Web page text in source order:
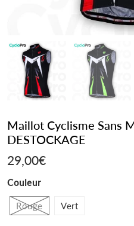
Maillot Cyclisme Sans
DESTOCKAGE
29,00€
Couleur
Rouge Vert